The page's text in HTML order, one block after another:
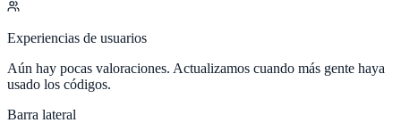
Experiencias de usuarios
Aún hay pocas valoraciones. Actualizamos cuando más gente haya
usado los códigos.
Barra lateral